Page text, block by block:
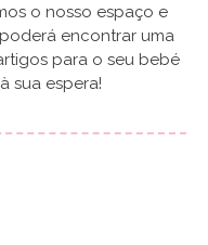
o nosso espaço e
encontrar uma
para o seu bebé
sua espera!